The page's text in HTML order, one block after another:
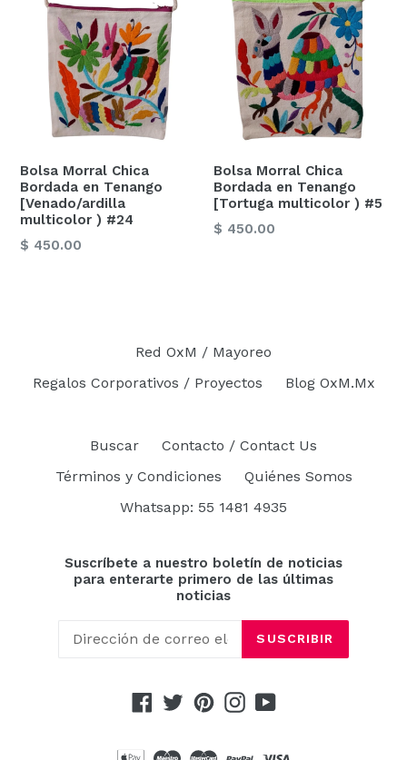
Bolsa Morral Chica
Bordada en Tenango
[Venado/ardilla
multicolor ) #24
Precio
$ 450.00
Bolsa Morral Chica
Bordada en Tenango
[Tortuga multicolor ) #5
Precio
$ 450.00
Red OxM / Mayoreo
Regalos Corporativos / Proyectos
Blog OxM.Mx
Buscar
Contacto / Contact Us
Términos y Condiciones
Quiénes Somos
Whatsapp: 55 1481 4935
Suscríbete a nuestro boletín de noticias
para enterarte primero de las últimas
noticias
SUSCRIBIR
Facebook
TwitterPinterestInstagram
YouTube